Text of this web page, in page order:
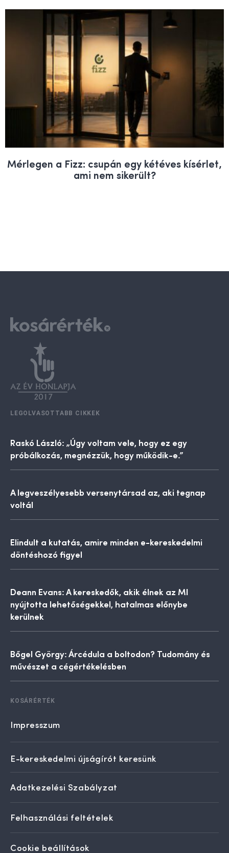
Mérlegen a Fizz: csupán egy kétéves kísérlet,
ami nem sikerült?
LEGOLVASOTTABB CIKKEK
Raskó László: „Úgy voltam vele, hogy ez egy
próbálkozás, megnézzük, hogy működik-e.”
A legveszélyesebb versenytársad az, aki tegnap
voltál
Elindult a kutatás, amire minden e-kereskedelmi
döntéshozó figyel
Deann Evans: A kereskedők, akik élnek az MI
nyújtotta lehetőségekkel, hatalmas előnybe
kerülnek
Bőgel György: Árcédula a boltodon? Tudomány és
művészet a cégértékelésben
KOSÁRÉRTÉK
Impresszum
E-kereskedelmi újságírót keresünk
Adatkezelési Szabályzat
Felhasználási feltételek
Cookie beállítások